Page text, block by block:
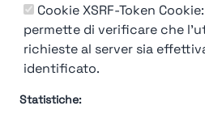
Cookie XSRF-Token
permette di verificare che
richieste al server sia
identificato.
Statistiche: